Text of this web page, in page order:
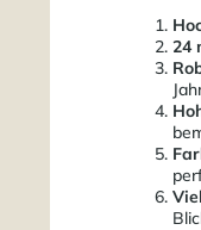
24